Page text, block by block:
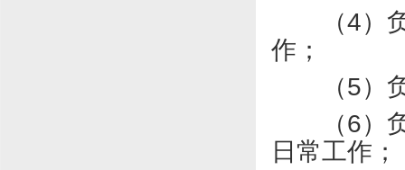
（4）
作；
（5）
（6）
日常工作；